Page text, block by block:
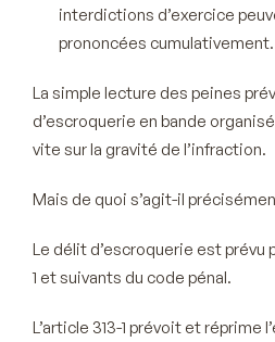
interdictions d’exercice
prononcées cumulativement.
La simple lecture des peines
d’escroquerie en bande
vite sur la gravité de l’infraction.
Mais de quoi s’agit-il
Le délit d’escroquerie est prévu
1 et suivants du code pénal.
L’article 313-1 prévoit et réprime